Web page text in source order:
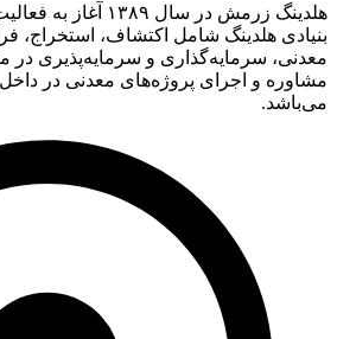
هلدینگ زرمش در سال
بنیادی هلدینگ شامل اکتشاف، استخراج،
معدنی، سرمایه‌گذاری و سرمایه‌پذیری در
مشاوره و اجرای پروژه‌های معدنی در
می‌باشد.